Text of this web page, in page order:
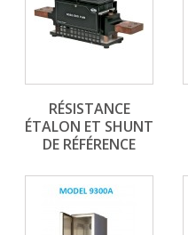
RÉSISTANCE
ÉTALON ET SHUNT
DE RÉFÉRENCE